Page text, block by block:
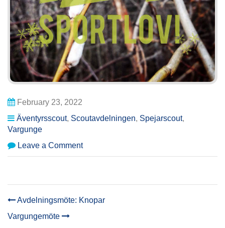
February 23, 2022
Äventyrsscout, Scoutavdelningen, Spejarscout,
Vargunge
Leave a Commenton
Sportlov:
POST
NAVIGATION
Avdelningsmöte: Knopar
Vargungemöte